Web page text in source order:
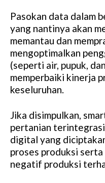
Pasokan data dalam
yang nantinya akan
memantau dan
mengoptimalkan
(seperti air, pupuk,
memperbaiki kinerja
keseluruhan.
Jika disimpulkan,
pertanian
digital yang
proses produksi serta
negatif produksi